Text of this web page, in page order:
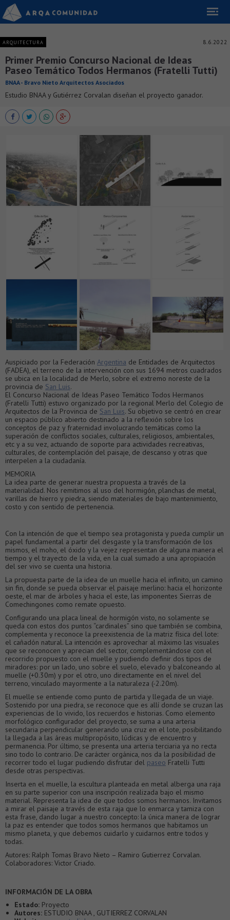
ARQUITECTURA 8.6.2022
Primer Premio Concurso Nacional de Ideas
Paseo Temático Todos Hermanos (Fratelli Tutti)
BNAA - Bravo Nieto Arquitectos Asociados
Estudio BNAA y Gutiérrez Corvalan diseñan el proyecto ganador.
Auspiciado por la Federación Argentina de Entidades de Arquitectos
(FADEA), el terreno de la intervención con sus 1694 metros cuadrados
se ubica en la localidad de Merlo, sobre el extremo noreste de la
provincia de San Luis.
El Concurso Nacional de Ideas Paseo Temático Todos Hermanos
(Fratelli Tutti) estuvo organizado por la regional Merlo del Colegio de
Arquitectos de la Provincia de San Luis. Su objetivo se centró en crear
un espacio público abierto destinado a la reflexión sobre los
conceptos de paz y fraternidad involucrando temáticas como la
superación de conflictos sociales, culturales, religiosos, ambientales,
etc y a su vez, actuando de soporte para actividades recreativas,
culturales, de contemplación del paisaje, de descanso y otras que
interpelen a la ciudadanía.
MEMORIA
La idea parte de generar nuestra propuesta a través de la
materialidad. Nos remitimos al uso del hormigón, planchas de metal,
varillas de hierro y piedra, siendo materiales de bajo mantenimiento,
costo y con sentido de pertenencia.
Con la intención de que el tiempo sea protagonista y pueda cumplir un
papel fundamental a partir del desgaste y la transformación de los
mismos, el moho, el óxido y la vejez representan de alguna manera el
tiempo y el trayecto de la vida, en la cual sumado a una apropiación
del ser vivo se cuenta una historia.
La propuesta parte de la idea de un muelle hacia el infinito, un camino
sin fin, donde se pueda observar el paisaje merlino: hacia el horizonte
oeste, el mar de árboles y hacia el este, las imponentes Sierras de
Comechingones como remate opuesto.
Configurando una placa lineal de hormigón visto, no solamente se
queda con estos dos puntos “cardinales” sino que también se combina,
complementa y reconoce la preexistencia de la matriz física del lote:
el cañadón natural. La intención es aprovechar al máximo las visuales
que se reconocen y aprecian del sector, complementándose con el
recorrido propuesto con el muelle y pudiendo definir dos tipos de
miradores: por un lado, uno sobre el suelo, elevado y balconeando al
muelle (+0.30m) y por el otro, uno directamente en el nivel del
terreno, vinculado mayormente a la naturaleza (-2.20m).
El muelle se entiende como punto de partida y llegada de un viaje.
Sostenido por una piedra, se reconoce que es allí donde se cruzan las
experiencias de lo vivido, los recuerdos e historias. Como elemento
morfológico configurador del proyecto, se suma a una arteria
secundaria perpendicular generando una cruz en el lote, posibilitando
la llegada a las áreas multipropósito, lúdicas y de encuentro y
permanencia. Por último, se presenta una arteria terciaria ya no recta
sino todo lo contrario. De carácter orgánica, nos da la posibilidad de
recorrer todo el lugar pudiendo disfrutar del paseo Fratelli Tutti
desde otras perspectivas.
Inserta en el muelle, la escultura planteada en metal alberga una raja
en su parte superior con una inscripción realizada bajo el mismo
material. Representa la idea de que todos somos hermanos. Invitamos
a mirar el paisaje a través de esta raja que lo enmarca y tamiza con
esta frase, dando lugar a nuestro concepto: la única manera de lograr
la paz es entender que todos somos hermanos que habitamos un
mismo planeta, y que debemos cuidarlo y cuidarnos entre todos y
todas.
Autores: Ralph Tomas Bravo Nieto – Ramiro Gutierrez Corvalan.
Colaboradores: Victor Criado.
INFORMACIÓN DE LA OBRA
Estado: Proyecto
Autores: ESTUDIO BNAA , GUTIERREZ CORVALAN